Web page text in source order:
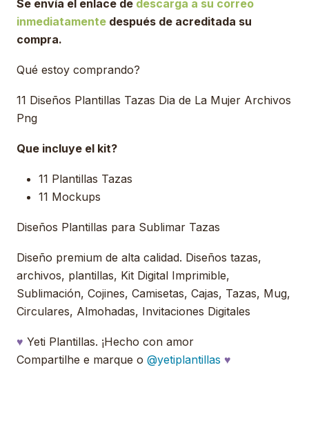
Se envía el enlace de descarga a su correo
inmediatamente después de acreditada su
compra.
Qué estoy comprando?
11 Diseños Plantillas Tazas Dia de La Mujer Archivos
Png
Que incluye el kit?
11 Plantillas Tazas
11 Mockups
Diseños Plantillas para Sublimar Tazas
Diseño premium de alta calidad. Diseños tazas,
archivos, plantillas, Kit Digital Imprimible,
Sublimación, Cojines, Camisetas, Cajas, Tazas, Mug,
Circulares, Almohadas, Invitaciones Digitales
♥ Yeti Plantillas. ¡Hecho con amor
Compartilhe e marque o @yetiplantillas ♥